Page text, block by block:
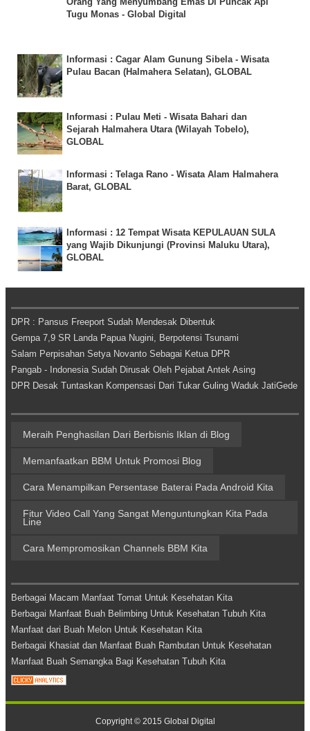
Tugu Monas - Global Digital
Informasi : Cagar Alam Gunung Sibela - Wisata
Pulau Bacan (Halmahera Selatan), GLOBAL
Informasi : Pulau Meti - Wisata Bahari dan
Sejarah Halmahera Utara (Wilayah Tobelo),
GLOBAL
Informasi : Telaga Rano - Wisata Alam Halmahera
Barat, GLOBAL
Informasi : 12 Tempat Wisata KEPULAUAN SULA
yang Wajib Dikunjungi (Provinsi Maluku Utara),
GLOBAL
DPR : Pansus Freeport Sudah Mendesak Dibentuk
Gempa 7,9 SR Landa Papua Nugini, Berpotensi Tsunami
Salam Perpisahan Setya Novanto Sebagai Ketua DPR
Pangab - Indonesia Sudah Dirusak Oleh Pejabat Antek Asing
DPR Desak Tuntaskan Kompensasi Dari Tukar Guling Waduk JatiGede
Meraih Penghasilan Dari Berbisnis Iklan di Blog
Memanfaatkan BBM Untuk Promosi Blog
Cara Menampilkan Persentase Baterai Pada Android Kita
Fitur Video Call Yang Sangat Menguntungkan Kita Pada
Line
Cara Mempromosikan Channels BBM Kita
Berbagai Macam Manfaat Tomat Untuk Kesehatan Kita
Berbagai Manfaat Buah Belimbing Untuk Kesehatan Tubuh Kita
Manfaat dari Buah Melon Untuk Kesehatan Kita
Berbagai Khasiat dan Manfaat Buah Rambutan Untuk Kesehatan
Manfaat Buah Semangka Bagi Kesehatan Tubuh Kita
Copyright © 2015 Global Digital